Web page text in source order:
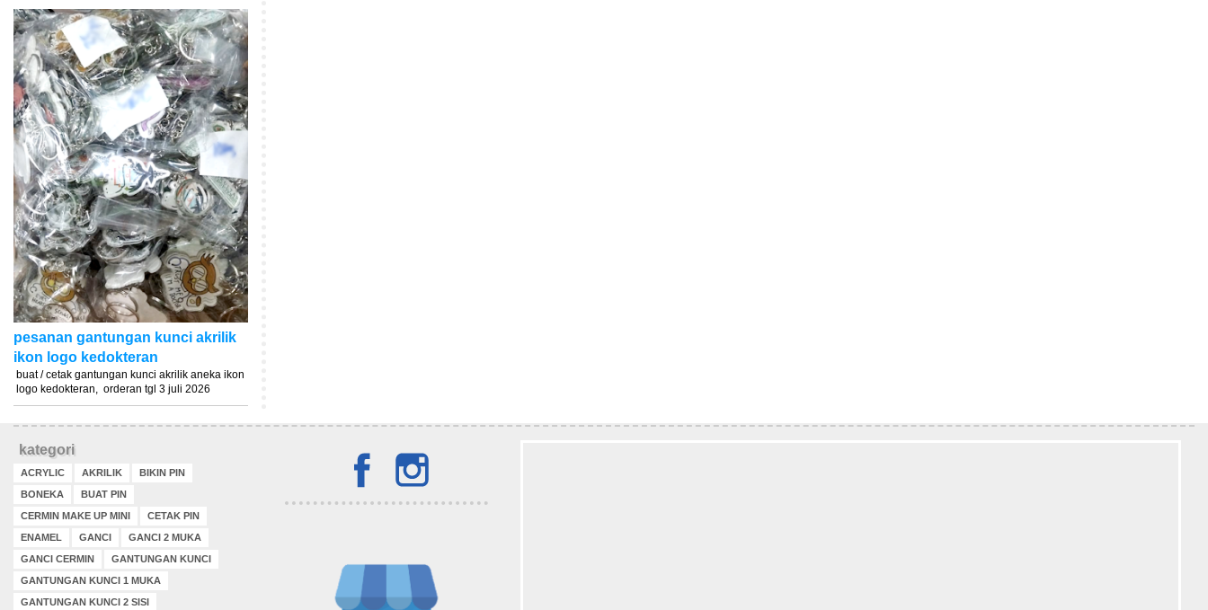
pesanan gantungan kunci akrilik
ikon logo kedokteran
buat / cetak gantungan kunci akrilik aneka ikon
logo kedokteran, orderan tgl 3 juli 2026
kategori
ACRYLIC AKRILIK
BIKIN PIN
BONEKA
BUAT PIN
CERMIN MAKE UP MINI
CETAK PIN
ENAMEL
GANCI
GANCI 2 MUKA
GANCI CERMIN
GANTUNGAN KUNCI
GANTUNGAN KUNCI 1 MUKA
GANTUNGAN KUNCI 2 SISI